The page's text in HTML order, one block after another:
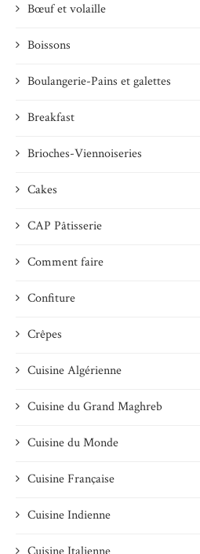
Bœuf et volaille
Boissons
Boulangerie-Pains et galettes
Breakfast
Brioches-Viennoiseries
Cakes
CAP Pâtisserie
Comment faire
Confiture
Crêpes
Cuisine Algérienne
Cuisine du Grand Maghreb
Cuisine du Monde
Cuisine Française
Cuisine Indienne